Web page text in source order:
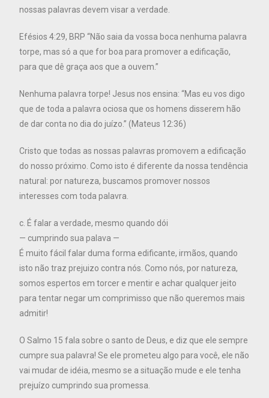
nossas palavras devem visar a verdade.
Efésios 4:29, BRP “Não saia da vossa boca nenhuma palavra
torpe, mas só a que for boa para promover a edificação,
para que dê graça aos que a ouvem.”
Nenhuma palavra torpe! Jesus nos ensina: “Mas eu vos digo
que de toda a palavra ociosa que os homens disserem hão
de dar conta no dia do juízo.” (Mateus 12:36)
Cristo que todas as nossas palavras promovem a edificação
do nosso próximo. Como isto é diferente da nossa tendência
natural: por natureza, buscamos promover nossos
interesses com toda palavra.
c. É falar a verdade, mesmo quando dói
— cumprindo sua palava —
É muito fácil falar duma forma edificante, irmãos, quando
isto não traz prejuizo contra nós. Como nós, por natureza,
somos espertos em torcer e mentir e achar qualquer jeito
para tentar negar um comprimisso que não queremos mais
admitir!
O Salmo 15 fala sobre o santo de Deus, e diz que ele sempre
cumpre sua palavra! Se ele prometeu algo para você, ele não
vai mudar de idéia, mesmo se a situação mude e ele tenha
prejuízo cumprindo sua promessa.